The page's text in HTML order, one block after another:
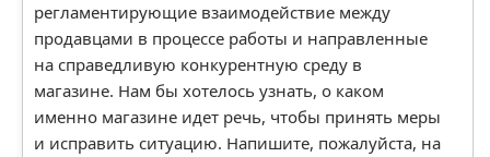
регламентирующие взаимодействие между
продавцами в процессе работы и направленные
на справедливую конкурентную среду в
магазине. Нам бы хотелось узнать, о каком
именно магазине идет речь, чтобы принять меры
и исправить ситуацию. Напишите, пожалуйста, на